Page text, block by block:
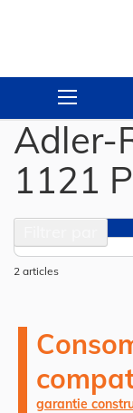
Adler-
1121
2 articles
garantie